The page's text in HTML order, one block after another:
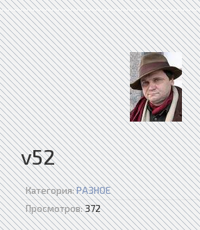
v52
Категория:РАЗНОЕ
Просмотров:372